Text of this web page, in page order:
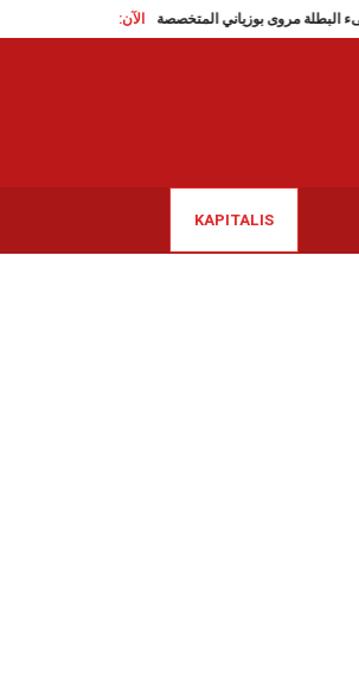
الآن:
محرز بوصيان يهنىء البطلة مروى بوزياني المتخصصة في سباق 3000 متر موانع
KAPITALIS